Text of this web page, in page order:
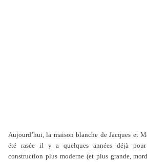
Aujourd’hui, la maison blanche de Jacques et
été rasée il y a quelques années déjà
construction plus moderne (et plus grande,